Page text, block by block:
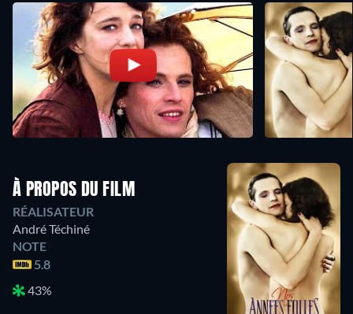
À PROPOS DU FILM
RÉALISATEUR
André Téchiné
NOTE
5.8
43%